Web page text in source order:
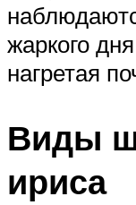
жаркого
нагретая
Виды
ириса